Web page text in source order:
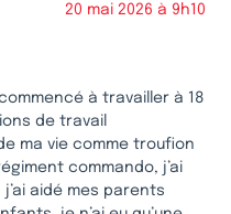
20 mai 2026 à 9h10
à travailler à 18
de travail
ma vie comme troufion
commando, j’ai
aidé mes parents